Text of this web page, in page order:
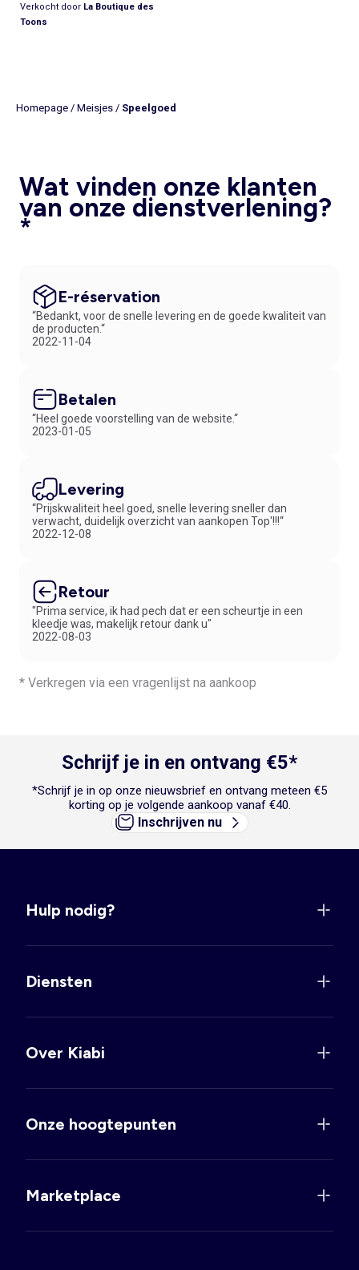
Verkocht door La Boutique des
Toons
Homepage / Meisjes / Speelgoed
Wat vinden onze klanten
van onze dienstverlening?
*
E-réservation
“Bedankt, voor de snelle levering en de goede kwaliteit van
de producten.“
2022-11-04
Betalen
“Heel goede voorstelling van de website.“
2023-01-05
Levering
“Prijskwaliteit heel goed, snelle levering sneller dan
verwacht, duidelijk overzicht van aankopen Top'!!!“
2022-12-08
Retour
"Prima service, ik had pech dat er een scheurtje in een
kleedje was, makelijk retour dank u"
2022-08-03
* Verkregen via een vragenlijst na aankoop
Schrijf je in en ontvang €5*
*Schrijf je in op onze nieuwsbrief en ontvang meteen €5
korting op je volgende aankoop vanaf €40.
Inschrijven nu
Hulp nodig?
Diensten
Over Kiabi
Onze hoogtepunten
Marketplace